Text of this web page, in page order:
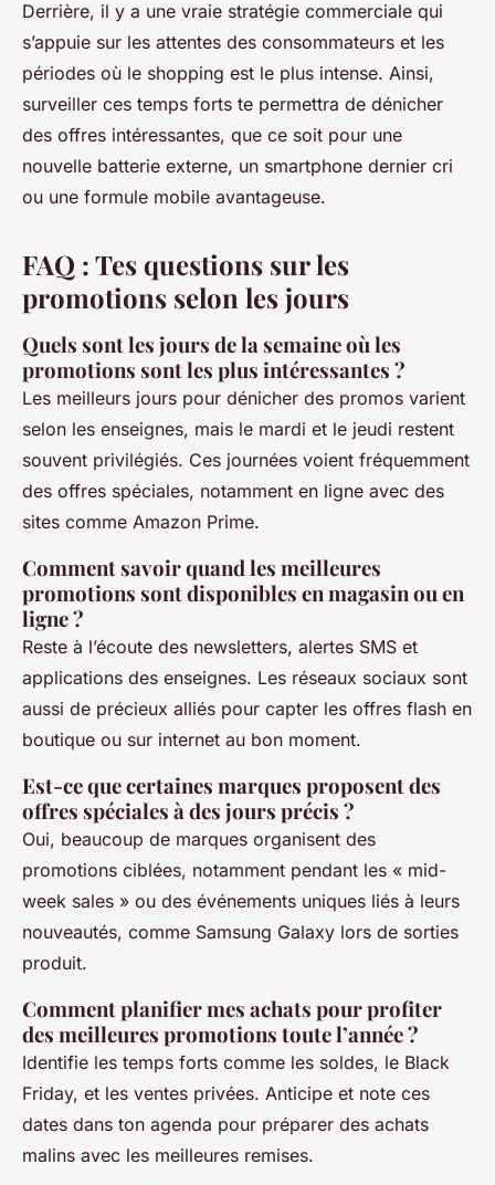
Derrière, il y a une vraie stratégie commerciale qui
s’appuie sur les attentes des consommateurs et les
périodes où le shopping est le plus intense. Ainsi,
surveiller ces temps forts te permettra de dénicher
des offres intéressantes, que ce soit pour une
nouvelle batterie externe, un smartphone dernier cri
ou une formule mobile avantageuse.
FAQ : Tes questions sur les
promotions selon les jours
Quels sont les jours de la semaine où les
promotions sont les plus intéressantes ?
Les meilleurs jours pour dénicher des promos varient
selon les enseignes, mais le mardi et le jeudi restent
souvent privilégiés. Ces journées voient fréquemment
des offres spéciales, notamment en ligne avec des
sites comme Amazon Prime.
Comment savoir quand les meilleures
promotions sont disponibles en magasin ou en
ligne ?
Reste à l’écoute des newsletters, alertes SMS et
applications des enseignes. Les réseaux sociaux sont
aussi de précieux alliés pour capter les offres flash en
boutique ou sur internet au bon moment.
Est-ce que certaines marques proposent des
offres spéciales à des jours précis ?
Oui, beaucoup de marques organisent des
promotions ciblées, notamment pendant les « mid-
week sales » ou des événements uniques liés à leurs
nouveautés, comme Samsung Galaxy lors de sorties
produit.
Comment planifier mes achats pour profiter
des meilleures promotions toute l’année ?
Identifie les temps forts comme les soldes, le Black
Friday, et les ventes privées. Anticipe et note ces
dates dans ton agenda pour préparer des achats
malins avec les meilleures remises.